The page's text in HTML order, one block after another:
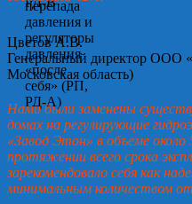
Цветов А.В.
Генеральный директор ООО
Московская область)
Нами были заменены
домах на регулирующие
«Завод Этон» в объеме
протяжении всего срока
зарекомендовало себя как
минимальным количеством